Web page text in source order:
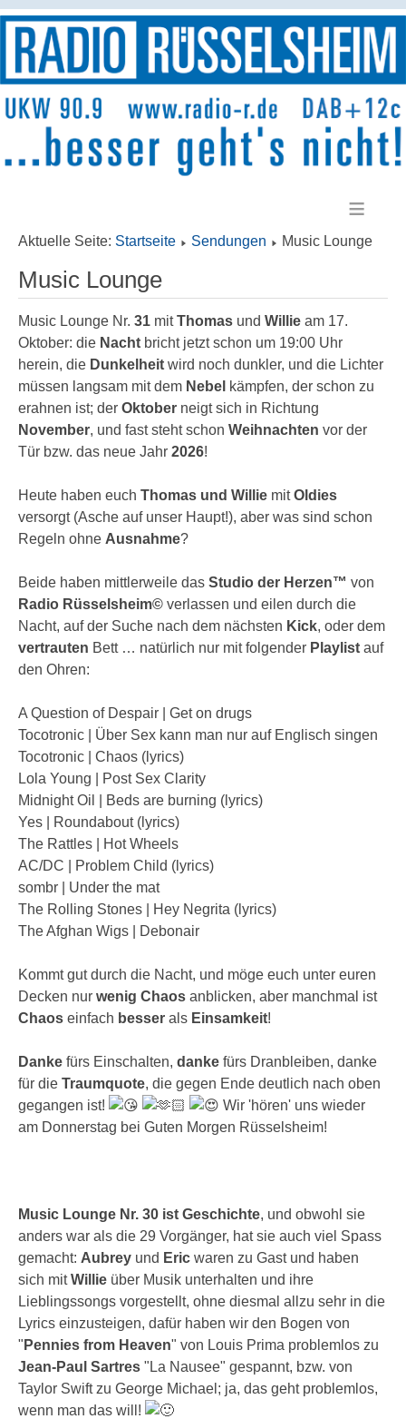
≡
Aktuelle Seite: Startseite Sendungen Music Lounge
Music Lounge
Music Lounge Nr. 31 mitThomas und Willie am 17.
Oktober: die Nacht bricht jetzt schon um 19:00 Uhr
herein, die Dunkelheit wird noch dunkler, und die Lichter
müssen langsam mit dem Nebel kämpfen, der schon zu
erahnen ist; der Oktober neigt sich in Richtung
November, und fast steht schon Weihnachten vor der
Tür bzw. das neue Jahr 2026!
Heute haben euch Thomas und Willie mitOldies
versorgt (Asche auf unser Haupt!), aber was sind schon
Regeln ohne Ausnahme?
Beide haben mittlerweile das Studio der Herzen™ von
Radio Rüsselsheim© verlassen und eilen durch die
Nacht, auf der Suche nach dem nächsten Kick, oder dem
vertrauten Bett … natürlich nur mit folgender Playlist auf
den Ohren:
A Question of Despair | Get on drugs
Tocotronic | Über Sex kann man nur auf Englisch singen
Tocotronic | Chaos (lyrics)
Lola Young | Post Sex Clarity
Midnight Oil | Beds are burning (lyrics)
Yes | Roundabout (lyrics)
The Rattles | Hot Wheels
AC/DC | Problem Child (lyrics)
sombr | Under the mat
The Rolling Stones | Hey Negrita (lyrics)
The Afghan Wigs | Debonair
Kommt gut durch die Nacht, und möge euch unter euren
Decken nur wenig Chaos anblicken, aber manchmal ist
Chaos einfach besser als Einsamkeit!
Danke fürs Einschalten, danke fürs Dranbleiben, danke
für die Traumquote, die gegen Ende deutlich nach oben
gegangen ist!
Wir 'hören' uns wieder
am Donnerstag bei Guten Morgen Rüsselsheim!
Music Lounge Nr. 30 ist Geschichte, und obwohl sie
anders war als die 29 Vorgänger, hat sie auch viel Spass
gemacht: Aubrey und Eric waren zu Gast und haben
sich mitWillie über Musik unterhalten und ihre
Lieblingssongs vorgestellt, ohne diesmal allzu sehr in die
Lyrics einzusteigen, dafür haben wir den Bogen von
" Pennies from Heaven" von Louis Prima problemlos zu
Jean-Paul Sartres "La Nausee" gespannt, bzw. von
Taylor Swift zu George Michael; ja, das geht problemlos,
wenn man das will!